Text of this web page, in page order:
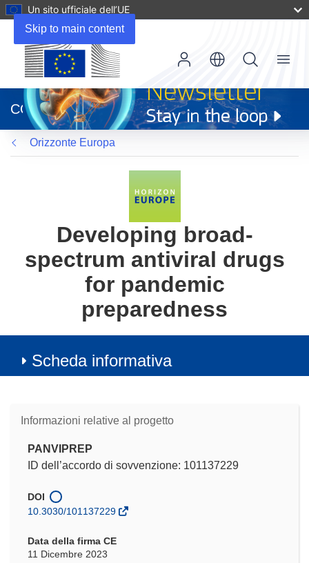
Skip to main content
Un sito ufficiale dell’UE
apre
in
una
nuova
finestra)
CORDIS
Menu
Orizzonte Europa
Developing broad-
spectrum antiviral drugs
for pandemic
preparedness
Scheda informativa
Informazioni relative al progetto
PANVIPREP
ID dell’accordo di sovvenzione: 101137229
DOI
10.3030/101137229
Data della firma CE
11 Dicembre 2023